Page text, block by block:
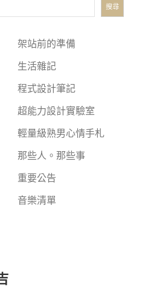
搜尋
架站前的準備
生活雜記
程式設計筆記
超能力設計實驗室
輕量級熟男心情手札
那些人。那些事
重要公告
音樂清單